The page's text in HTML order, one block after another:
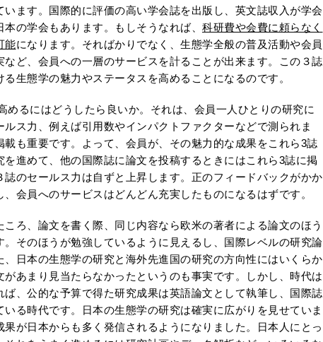
ます。国際的に評価の高い学会誌を出版し、英文誌収入が学会
の学会もあります。もしそうなれば、 科研費や会費に頼らなく
能になります。そればかりでなく、生態学全般の普及活動や会員
ど、会員への一層のサービスを計ることが出来ます。この３誌
生態学の魅力やステータスを高めることになるのです。
るにはどうしたら良いか。それは、会員一人ひとりの研究に
ス力、例えば引用数やインパクトファクターなどで測られま
も重要です。よって、会員が、その魅力的な成果をこれら3誌
進めて、他の国際誌に論文を投稿するときにはこれら3誌に掲
のセールス力は自ずと上昇します。正のフィードバックがかか
会員へのサービスはどんどん充実したものになるはずです。
ろ、論文を書く際、同じ内容なら欧米の著者による論文のほう
そのほうが勉強しているように見えるし、国際レベルの研究論
日本の生態学の研究と海外先進国の研究の方向性にはいくらか
あまり見当たらなかったというのも事実です。しかし、時代は
、公的な予算で得た研究成果は英語論文として執筆し、国際誌
る時代です。日本の生態学の研究は確実に広がりを見せていま
が日本からも多く発信されるようになりました。日本人にとっ